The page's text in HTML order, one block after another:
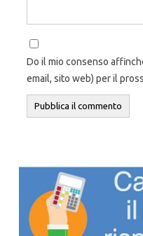
Do il mio consenso
email, sito web) per il